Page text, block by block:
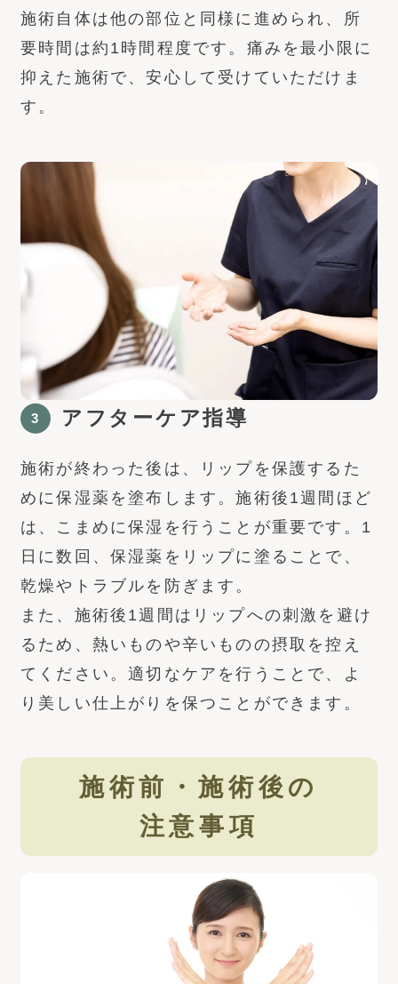
施術自体は他の部位と同様に進められ、所
要時間は約1時間程度です。痛みを最小限に
抑えた施術で、安心して受けていただけま
す。
3 アフターケア指導
施術が終わった後は、リップを保護するた
めに保湿薬を塗布します。施術後1週間ほど
は、こまめに保湿を行うことが重要です。1
日に数回、保湿薬をリップに塗ることで、
乾燥やトラブルを防ぎます。
また、施術後1週間はリップへの刺激を避け
るため、熱いものや辛いものの摂取を控え
てください。適切なケアを行うことで、よ
り美しい仕上がりを保つことができます。
施術前・施術後の
注意事項